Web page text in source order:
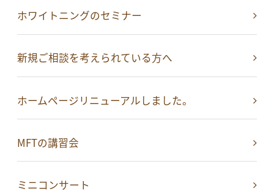
ホワイトニングのセミナー
新規ご相談を考えられている方へ
ホームページリニューアルしました。
MFTの講習会
ミニコンサート